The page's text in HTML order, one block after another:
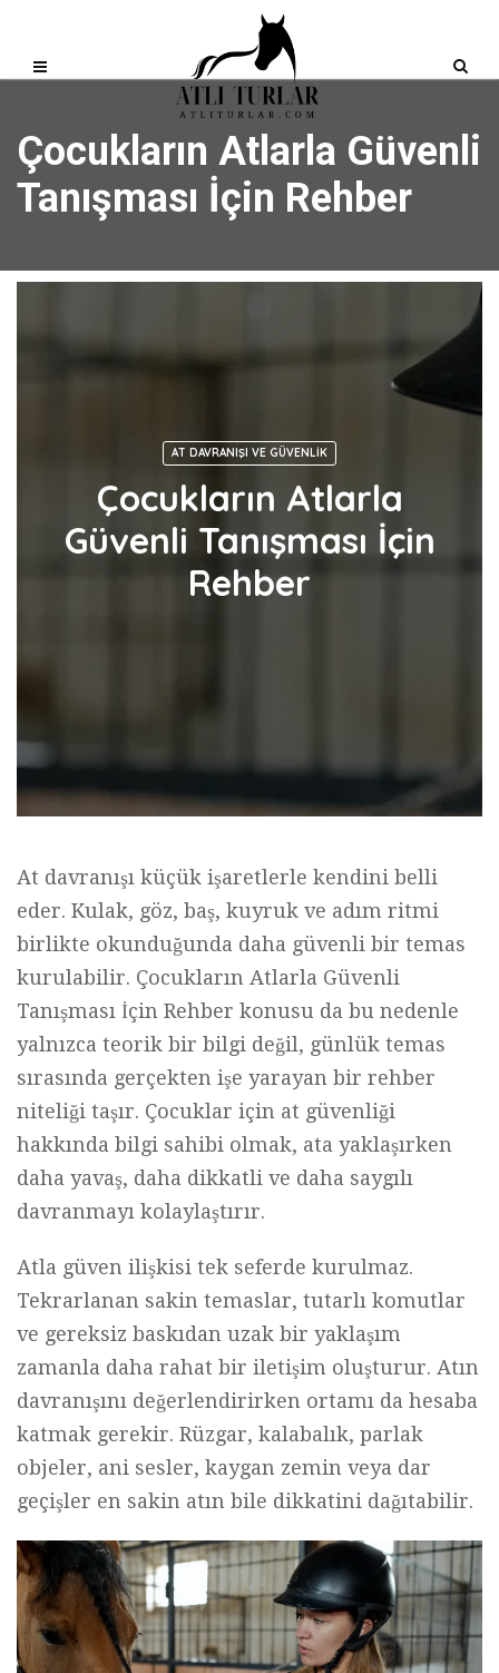
Çocukların Atlarla Güvenli
Tanışması İçin Rehber
AT DAVRANIŞI VE GÜVENLIK
Çocukların Atlarla
Güvenli Tanışması İçin
Rehber
At davranışı küçük işaretlerle kendini belli
eder. Kulak, göz, baş, kuyruk ve adım ritmi
birlikte okunduğunda daha güvenli bir temas
kurulabilir. Çocukların Atlarla Güvenli
Tanışması İçin Rehber konusu da bu nedenle
yalnızca teorik bir bilgi değil, günlük temas
sırasında gerçekten işe yarayan bir rehber
niteliği taşır. Çocuklar için at güvenliği
hakkında bilgi sahibi olmak, ata yaklaşırken
daha yavaş, daha dikkatli ve daha saygılı
davranmayı kolaylaştırır.
Atla güven ilişkisi tek seferde kurulmaz.
Tekrarlanan sakin temaslar, tutarlı komutlar
ve gereksiz baskıdan uzak bir yaklaşım
zamanla daha rahat bir iletişim oluşturur. Atın
davranışını değerlendirirken ortamı da hesaba
katmak gerekir. Rüzgar, kalabalık, parlak
objeler, ani sesler, kaygan zemin veya dar
geçişler en sakin atın bile dikkatini dağıtabilir.